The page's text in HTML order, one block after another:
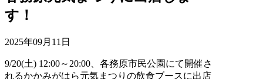
す！
2025年09月11日
9/20(土) 12:00～20:00、各務原市民公園にて開催さ
れるかかみがはら元気まつりの飲食ブースに出店